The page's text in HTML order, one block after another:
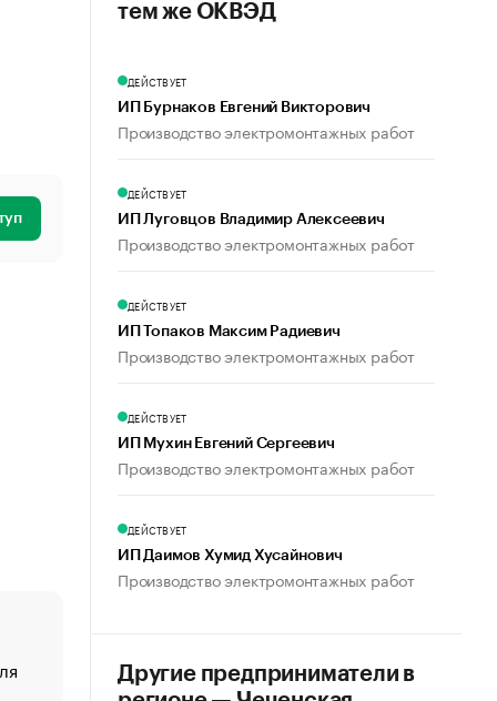
«От спорта тело стареет иначе». Как живет глава
создавшей GTA
тем же ОКВЭД
ДЕЙСТВУЕТ
ИП Бурнаков Евгений Викторович
Производство электромонтажных работ
ДЕЙСТВУЕТ
ИП Луговцов Владимир Алексеевич
Производство электромонтажных работ
ДЕЙСТВУЕТ
ИП Топаков Максим Радиевич
Производство электромонтажных работ
ДЕЙСТВУЕТ
ИП Мухин Евгений Сергеевич
Производство электромонтажных работ
ДЕЙСТВУЕТ
ИП Даимов Хумид Хусайнович
Производство электромонтажных работ
Другие предприниматели в